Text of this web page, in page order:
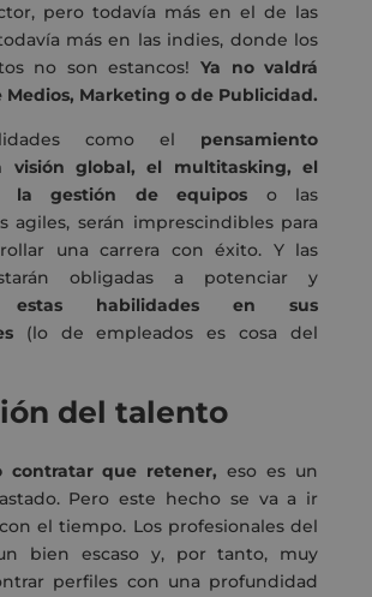
pero todavía más en el de las
más en las indies, donde los
no son estancos!Ya no valdrá
Medios, Marketing o de Publicidad.
como el pensamiento
visión global, el multitasking, el
la gestión de equipos o las
agiles, serán imprescindibles para
una carrera con éxito. Y las
obligadas a potenciar y
estas habilidades en sus
(lo de empleados es cosa del
del talento
contratar que retener, eso es un
Pero este hecho se va a ir
el tiempo. Los profesionales del
bien escaso y, por tanto, muy
perfiles con una profundidad